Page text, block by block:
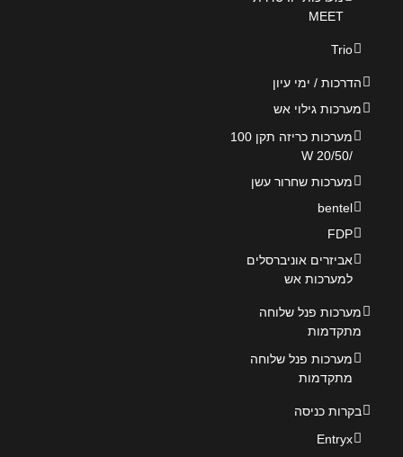
MEET
Trio
הדרכות / ימי עיון
מערכות גילוי אש
מערכות כריזה תקן 100
/20/50 W
מערכות שחרור עשן
bentel
FDP
אביזרים אוניברסלים
למערכות אש
מערכות פנל שלוחה
מתקדמות
מערכות פנל שלוחה
מתקדמות
בקרות כניסה
Entryx